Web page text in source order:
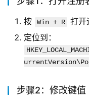
按 Win + R 打开
定位到：
步骤2：修改键值